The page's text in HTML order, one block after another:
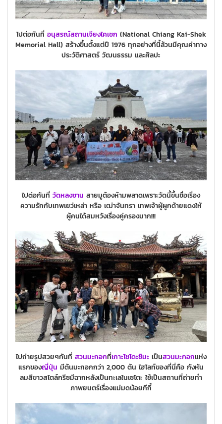
ไปต่อกันที่ อนุสรณ์สถานเจียงไคเชก (National Chiang Kai-Shek
Memorial Hall) สร้างขึ้นตั้งแต่ปี 1976 ทุกอย่างที่นี้ล้วนมีคุณค่าทาง
ประวัติศาสตร์ วัฒนธรรม และศิลปะ
ไปต่อกันที่ วัดหลงซาน สายมูต้องห้ามพลาดเพราะวัดนี้ขึ้นชื่อเรื่อง
ความรักกับเทพเยว่เหล่า หรือ เฒ่าจันทรา เทพเจ้าผู้ผูกด้ายแดงให้
ผู้คนได้สมหวังเรื่องคู่ครองมาก!!!
ไปถ่ายรูปสวยๆกันที่ สวนมะกอกที่เกาะโชโดะชิมะ เป็นสวนมะกอกแห่ง
แรกของญี่ปุ่น มีต้นมะกอกกว่า 2,000 ต้น ไฮไลท์ของที่นี่คือ กังหัน
ลมสีขาวสไตล์กรีซมีฉากหลังเป็นทะเลในเซโตะ ใช้เป็นสถานที่ถ่ายทำ
ภาพยนตร์เรื่องแม่มดน้อยกีกี้